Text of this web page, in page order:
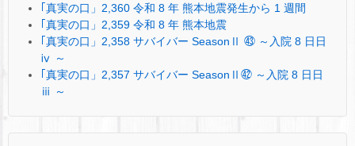
｢真実の口」2,360 令和 8 年 熊本地震発生から 1 週間
｢真実の口」2,359 令和 8 年 熊本地震
｢真実の口」2,358 サバイバー SeasonⅡ ㊸ ～入院 8 日日
ⅳ ～
｢真実の口」2,357 サバイバー SeasonⅡ㊷ ～入院 8 日日
ⅲ ～